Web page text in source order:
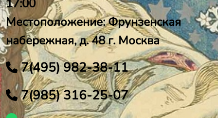
17:00
Местоположение: Фрунзенская
набережная, д. 48 г. Москва
7(495) 982-38-11
7(985) 316-25-07